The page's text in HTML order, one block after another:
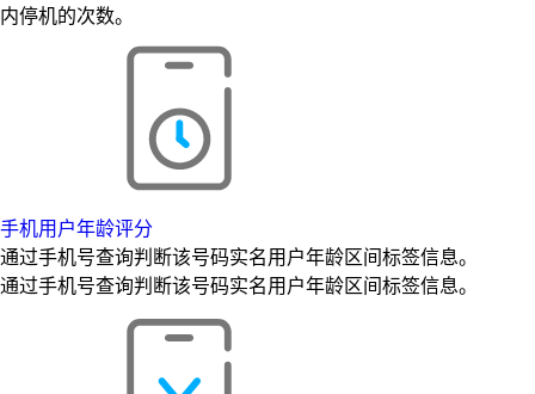
内停机的次数。
手机用户年龄评分
通过手机号查询判断该号码实名用户年龄区间标签信息。
通过手机号查询判断该号码实名用户年龄区间标签信息。